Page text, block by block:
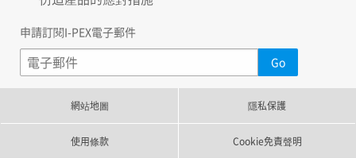
申請訂閱I-PEX電子郵件
網站地圖 隱私保護
使用條款 Cookie免責聲明